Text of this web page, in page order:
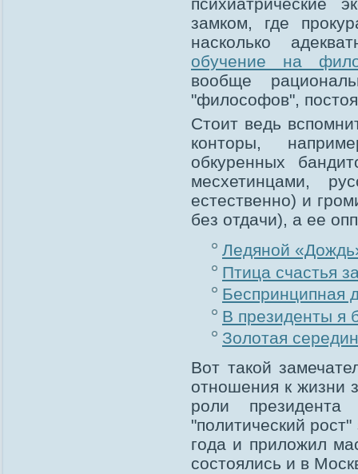
замком, где
насколько
обучение на
вообще
"философов",
Стоит ведь
конторы,
обкуренных
месхетинцами,
естественно) и
без отдачи), а ее
Ледяной
Птица счастья
Беспринципная
В президенты я
Золотая
Вот такой
отношения к жизни
роли
"политический
года и приложил
состоялись и в